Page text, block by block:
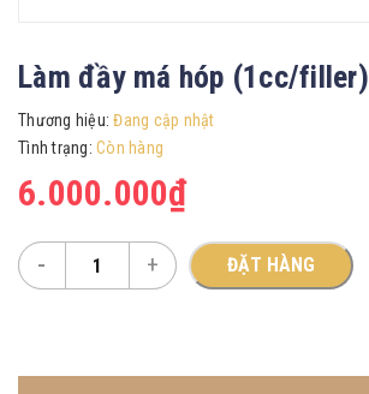
Làm đầy má hóp (1cc/filler)
Thương hiệu: Đang cập nhật
Tình trạng: Còn hàng
6.000.000₫
- + ĐẶT HÀNG